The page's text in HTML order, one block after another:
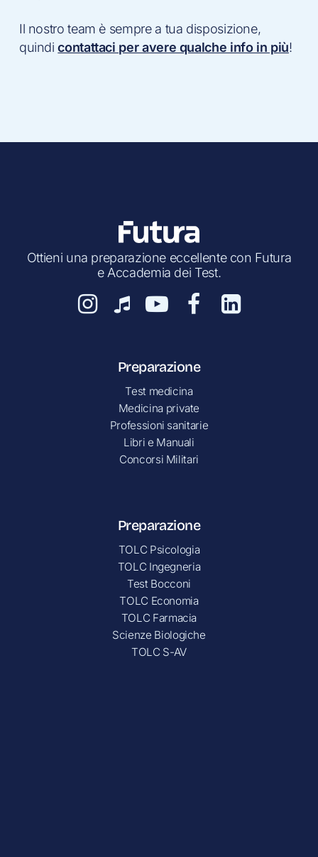
Il nostro team è sempre a tua disposizione,
quindicontattaci per avere qualche info in più!
Ottieni una preparazione eccellente con Futura
e Accademia dei Test.
Preparazione
Test medicina
Medicina private
Professioni sanitarie
Libri e Manuali
Concorsi Militari
Preparazione
TOLC Psicologia
TOLC Ingegneria
Test Bocconi
TOLC Economia
TOLC Farmacia
Scienze Biologiche
TOLC S-AV